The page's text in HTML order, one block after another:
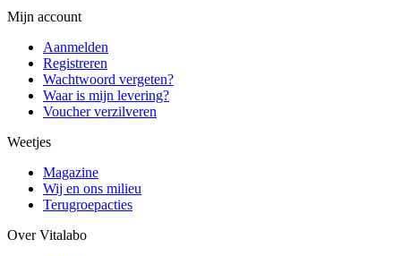
Mijn account
Aanmelden
Registreren
Wachtwoord vergeten?
Waar is mijn levering?
Voucher verzilveren
Weetjes
Magazine
Wij en ons milieu
Terugroepacties
Over Vitalabo